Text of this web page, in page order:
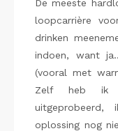
De meeste
loopcarrière
drinken
indoen, want
(vooral met
Zelf heb ik
oplossing nog